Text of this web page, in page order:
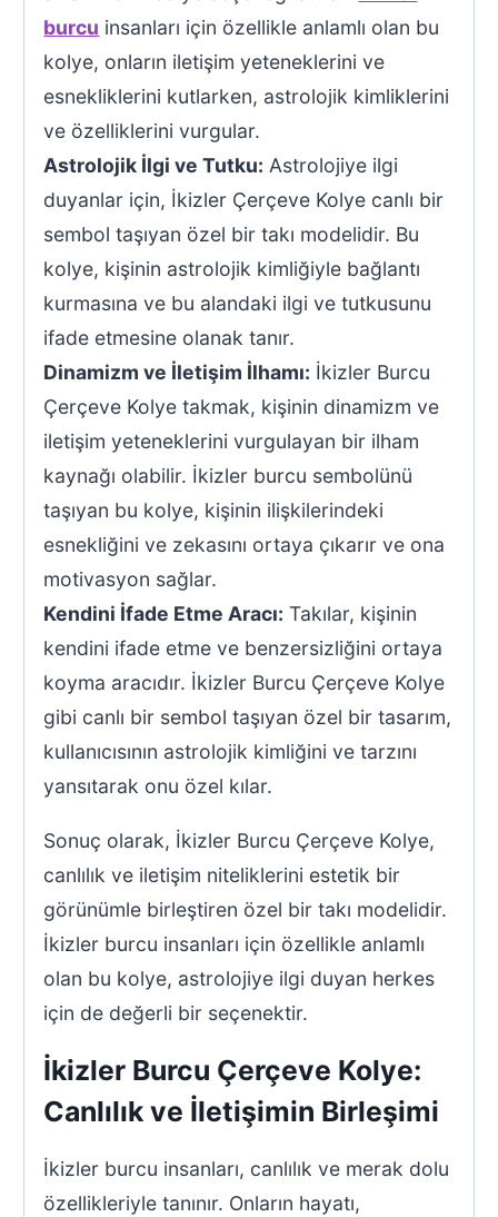
burcu insanları için özellikle anlamlı olan bu
kolye, onların iletişim yeteneklerini ve
esnekliklerini kutlarken, astrolojik kimliklerini
ve özelliklerini vurgular.
Astrolojik İlgi ve Tutku: Astrolojiye ilgi
duyanlar için, İkizler Çerçeve Kolye canlı bir
sembol taşıyan özel bir takı modelidir. Bu
kolye, kişinin astrolojik kimliğiyle bağlantı
kurmasına ve bu alandaki ilgi ve tutkusunu
ifade etmesine olanak tanır.
Dinamizm ve İletişim İlhamı: İkizler Burcu
Çerçeve Kolye takmak, kişinin dinamizm ve
iletişim yeteneklerini vurgulayan bir ilham
kaynağı olabilir. İkizler burcu sembolünü
taşıyan bu kolye, kişinin ilişkilerindeki
esnekliğini ve zekasını ortaya çıkarır ve ona
motivasyon sağlar.
Kendini İfade Etme Aracı: Takılar, kişinin
kendini ifade etme ve benzersizliğini ortaya
koyma aracıdır. İkizler Burcu Çerçeve Kolye
gibi canlı bir sembol taşıyan özel bir tasarım,
kullanıcısının astrolojik kimliğini ve tarzını
yansıtarak onu özel kılar.
Sonuç olarak, İkizler Burcu Çerçeve Kolye,
canlılık ve iletişim niteliklerini estetik bir
görünümle birleştiren özel bir takı modelidir.
İkizler burcu insanları için özellikle anlamlı
olan bu kolye, astrolojiye ilgi duyan herkes
için de değerli bir seçenektir.
İkizler Burcu Çerçeve Kolye:
Canlılık ve İletişimin Birleşimi
İkizler burcu insanları, canlılık ve merak dolu
özellikleriyle tanınır. Onların hayatı,